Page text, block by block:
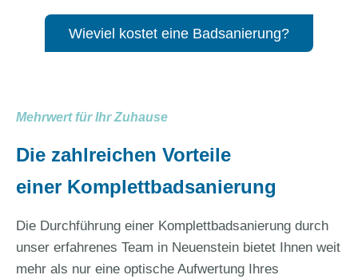
Wieviel kostet eine Badsanierung?
Mehrwert für Ihr Zuhause
Die zahlreichen Vorteile
einer Komplettbadsanierung
Die Durchführung einer Komplettbadsanierung durch
unser erfahrenes Team in Neuenstein bietet Ihnen weit
mehr als nur eine optische Aufwertung Ihres